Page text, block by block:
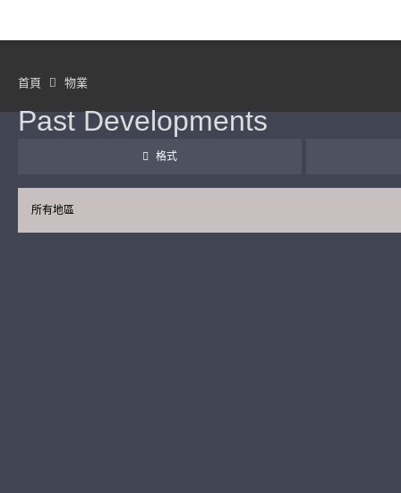
首頁 物業
Past Developments
格式
所有地區